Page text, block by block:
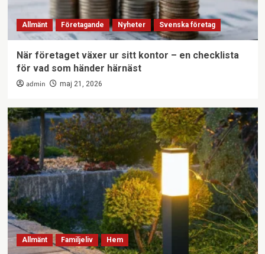
Allmänt Företagande Nyheter Svenska företag
När företaget växer ur sitt kontor – en checklista
för vad som händer härnäst
admin maj 21, 2026
Allmänt Familjeliv Hem